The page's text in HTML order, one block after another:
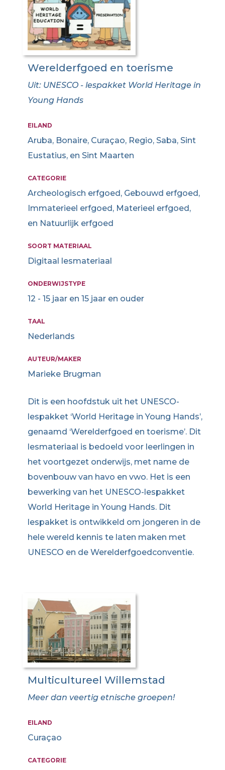
Werelderfgoed en toerisme
Uit: UNESCO - lespakket World Heritage in
Young Hands
EILAND
Aruba, Bonaire, Curaçao, Regio, Saba, Sint
Eustatius, en Sint Maarten
CATEGORIE
Archeologisch erfgoed, Gebouwd erfgoed,
Immaterieel erfgoed, Materieel erfgoed,
en Natuurlijk erfgoed
SOORT MATERIAAL
Digitaal lesmateriaal
ONDERWIJSTYPE
12 - 15 jaar en 15 jaar en ouder
TAAL
Nederlands
AUTEUR/MAKER
Marieke Brugman
Dit is een hoofdstuk uit het UNESCO-
lespakket ‘World Heritage in Young Hands’,
genaamd ‘Werelderfgoed en toerisme’. Dit
lesmateriaal is bedoeld voor leerlingen in
het voortgezet onderwijs, met name de
bovenbouw van havo en vwo. Het is een
bewerking van het UNESCO-lespakket
World Heritage in Young Hands. Dit
lespakket is ontwikkeld om jongeren in de
hele wereld kennis te laten maken met
UNESCO en de Werelderfgoedconventie.
Multicultureel Willemstad
Meer dan veertig etnische groepen!
EILAND
Curaçao
CATEGORIE